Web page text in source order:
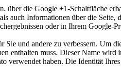
die Google +1-Schaltfläche
auch Informationen über die
oder in Ihrem Google-
und andere zu verbessern. Um
enthalten muss. Dieser Name
verwendet haben. Die Identität